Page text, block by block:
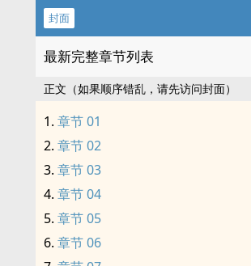
封面
最新完整章节列表
正文（如果顺序错乱，请先访问封面）
章节 01
章节 02
章节 03
章节 04
章节 05
章节 06